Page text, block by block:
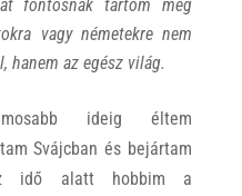
fontosnak tartom még
vagy németekre nem
hanem az egész világ.
ideig éltem
Svájcban és bejártam
idő alatt hobbim a